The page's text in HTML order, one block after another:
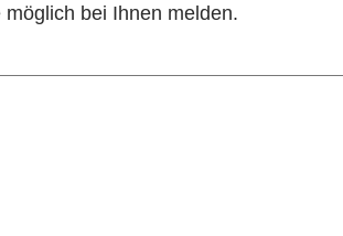
bei Ihnen melden.